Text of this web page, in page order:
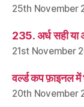
25th November
235. अर्ध सही या
21st November
वर्ल्ड कप फ़ाइनल में
20th November